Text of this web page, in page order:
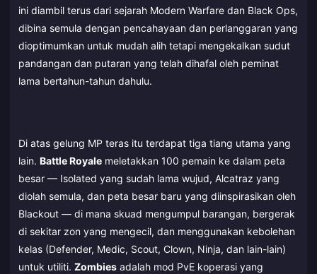
ini diambil terus dari sejarah Modern Warfare dan Black Ops,
dibina semula dengan pencahayaan dan perlanggaran yang
dioptimumkan untuk mudah alih tetapi mengekalkan sudut
pandangan dan putaran yang telah dihafal oleh peminat
lama bertahun-tahun dahulu.
Di atas gelung MP teras itu terdapat tiga tiang utama yang
lain. Battle Royale meletakkan 100 pemain ke dalam peta
besar — Isolated yang sudah lama wujud, Alcatraz yang
diolah semula, dan peta besar baru yang diinspirasikan oleh
Blackout — di mana skuad mengumpul barangan, bergerak
di sekitar zon yang mengecil, dan menggunakan kebolehan
kelas (Defender, Medic, Scout, Clown, Ninja, dan lain-lain)
untuk utiliti. Zombies adalah mod PvE koperasi yang